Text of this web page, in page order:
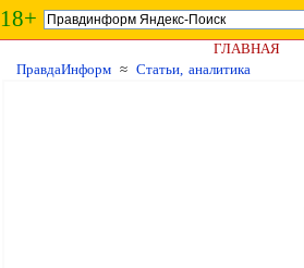
18+
ГЛАВНАЯ
ПравдаИнформ ≈ Статьи, аналитика